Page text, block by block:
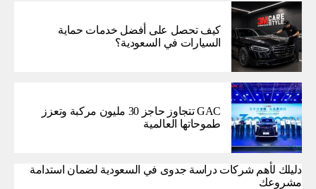
كيف تحصل على أفضل خدمات حماية
السيارات في السعودية؟
GAC تتجاوز حاجز 30 مليون مركبة وتعزز
طموحاتها العالمية
دليلك لأهم شركات دراسة جدوى في السعودية لضمان استدامة
مشروعك